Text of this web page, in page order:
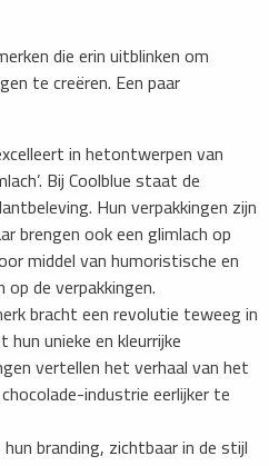
die erin uitblinken om
te creëren. Een paar
in hetontwerpen van
Bij Coolblue staat de
Hun verpakkingen zijn
brengen ook een glimlach op
middel van humoristische en
de verpakkingen.
bracht een revolutie teweeg in
unieke en kleurrijke
vertellen het verhaal van het
industrie eerlijker te
branding, zichtbaar in de stijl